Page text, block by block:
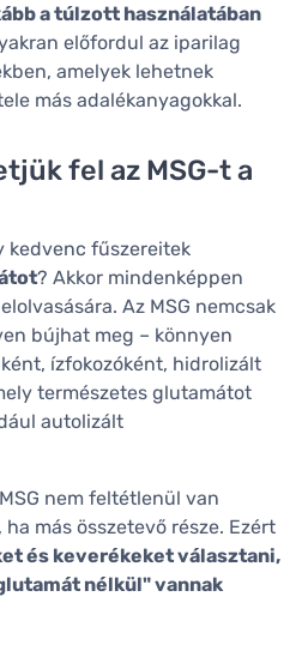
a túlzott használatában
előfordul az iparilag
amelyek lehetnek
más adalékanyagokkal.
fel az MSG-t a
kedvenc fűszereitek
? Akkor mindenképpen
Az MSG nemcsak
bújhat meg – könnyen
ízfokozóként, hidrolizált
természetes glutamátot
autolizált
nem feltétlenül van
más összetevő része. Ezért
és keverékeket választani,
nélkül" vannak